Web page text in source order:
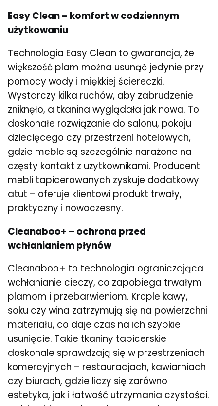
Easy Clean – komfort w codziennym
użytkowaniu
Technologia Easy Clean to gwarancja, że
większość plam można usunąć jedynie przy
pomocy wody i miękkiej ściereczki.
Wystarczy kilka ruchów, aby zabrudzenie
zniknęło, a tkanina wyglądała jak nowa. To
doskonałe rozwiązanie do salonu, pokoju
dziecięcego czy przestrzeni hotelowych,
gdzie meble są szczególnie narażone na
częsty kontakt z użytkownikami. Producent
mebli tapicerowanych zyskuje dodatkowy
atut – oferuje klientowi produkt trwały,
praktyczny i nowoczesny.
Cleanaboo+ – ochrona przed
wchłanianiem płynów
Cleanaboo+ to technologia ograniczająca
wchłanianie cieczy, co zapobiega trwałym
plamom i przebarwieniom. Krople kawy,
soku czy wina zatrzymują się na powierzchni
materiału, co daje czas na ich szybkie
usunięcie. Takie tkaniny tapicerskie
doskonale sprawdzają się w przestrzeniach
komercyjnych – restauracjach, kawiarniach
czy biurach, gdzie liczy się zarówno
estetyka, jak i łatwość utrzymania czystości.